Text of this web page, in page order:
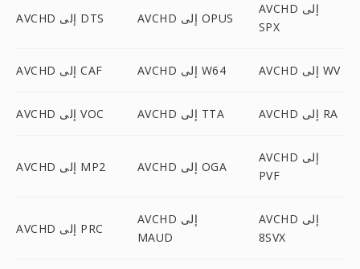
AVCHD إلى DTS AVCHD إلى OPUS
AVCHD إلى
SPX
AVCHD إلى CAF AVCHD إلى W64 AVCHD إلى WV
AVCHD إلى VOC AVCHD إلى TTA AVCHD إلى RA
AVCHD إلى MP2 AVCHD إلى OGA
AVCHD إلى
PVF
AVCHD إلى PRC
AVCHD إلى
MAUD
AVCHD إلى
8SVX